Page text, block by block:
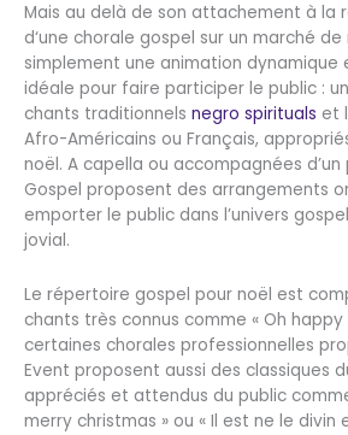
Mais au delà de son attachement à la
d‘une chorale gospel sur un marché
simplement une animation dynamique
idéale pour faire participer le public :
chants traditionnels negro spirituals et
Afro-Américains ou Français,
noël. A capella ou accompagnées d’un
Gospel proposent des arrangements
emporter le public dans l’univers
jovial.
Le répertoire gospel pour noël est
chants très connus comme « Oh happy
certaines chorales professionnelles
Event proposent aussi des classiques
appréciés et attendus du public
merry christmas » ou « Il est ne le divin